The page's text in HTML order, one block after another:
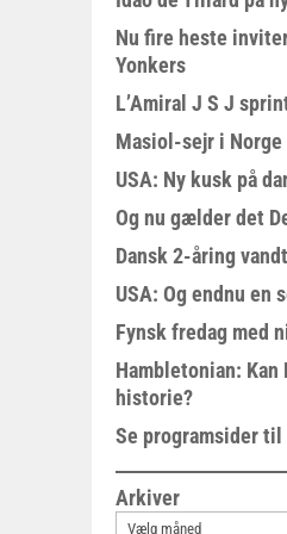
Nu fire heste
Yonkers
L’Amiral J S J
Masiol-sejr i Norge
USA: Ny kusk på
Og nu gælder det
Dansk 2-åring
USA: Og endnu en
Fynsk fredag med
Hambletonian: Kan
historie?
Se programsider til
Arkiver